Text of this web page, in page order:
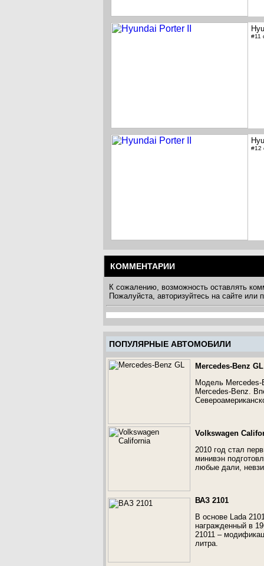
#11
#12
КОММЕНТАРИИ
К сожалению, возможность оставлять
Пожалуйста, авторизуйтесь на сайте
ПОПУЛЯРНЫЕ АВТОМОБИЛИ
Mercedes-Benz GL
Модель Mercedes-
Mercedes-Benz.
Volkswagen
2010 год стал
минивэн
любые дали,
ВАЗ 2101
В основе Lada
награжденный в
21011 –
литра.